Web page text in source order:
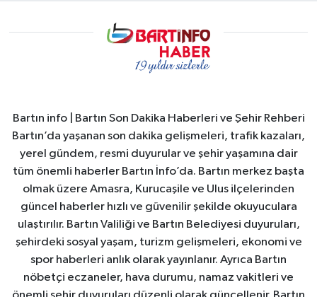
Bartın info | Bartın Son Dakika Haberleri ve Şehir Rehberi
Bartın’da yaşanan son dakika gelişmeleri, trafik kazaları,
yerel gündem, resmi duyurular ve şehir yaşamına dair
tüm önemli haberler Bartın İnfo’da. Bartın merkez başta
olmak üzere Amasra, Kurucaşile ve Ulus ilçelerinden
güncel haberler hızlı ve güvenilir şekilde okuyuculara
ulaştırılır. Bartın Valiliği ve Bartın Belediyesi duyuruları,
şehirdeki sosyal yaşam, turizm gelişmeleri, ekonomi ve
spor haberleri anlık olarak yayınlanır. Ayrıca Bartın
nöbetçi eczaneler, hava durumu, namaz vakitleri ve